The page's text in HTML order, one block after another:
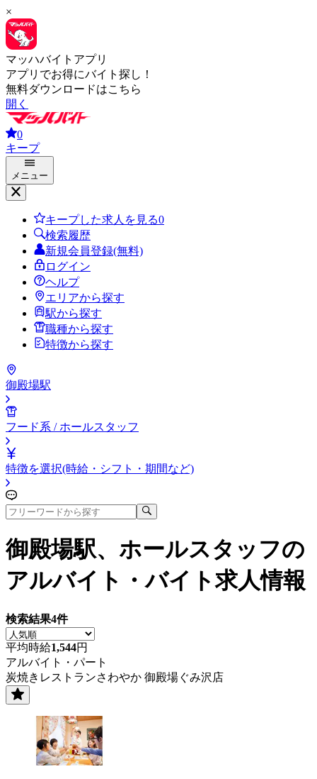
×
マッハバイトアプリ
アプリでお得にバイト探し！
無料ダウンロードはこちら
開く
0
キープ
メニュー
キープした求人を見る0
検索履歴
新規会員登録(無料)
ログイン
ヘルプ
エリアから探す
駅から探す
職種から探す
特徴から探す
御殿場駅
フード系 / ホールスタッフ
特徴を選択(時給・シフト・期間など)
御殿場駅、ホールスタッフの
アルバイト・バイト求人情報
検索結果4件
平均時給1,544円
アルバイト・パート
炭焼きレストランさわやか 御殿場ぐみ沢店